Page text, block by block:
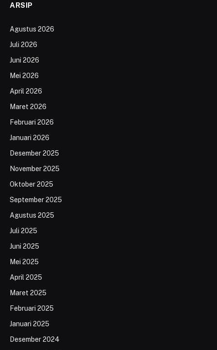
ARSIP
Agustus 2026
Juli 2026
Juni 2026
Mei 2026
April 2026
Maret 2026
Februari 2026
Januari 2026
Desember 2025
November 2025
Oktober 2025
September 2025
Agustus 2025
Juli 2025
Juni 2025
Mei 2025
April 2025
Maret 2025
Februari 2025
Januari 2025
Desember 2024